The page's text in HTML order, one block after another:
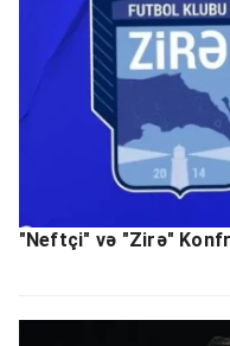
"Neftçi" və "Zirə"